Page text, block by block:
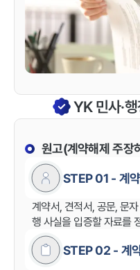
YK 민사·
원고(계약해제 주장
STEP 01 - 계
계약서, 견적서, 공문, 문
행 사실을 입증할 자료를
STEP 02 - 계